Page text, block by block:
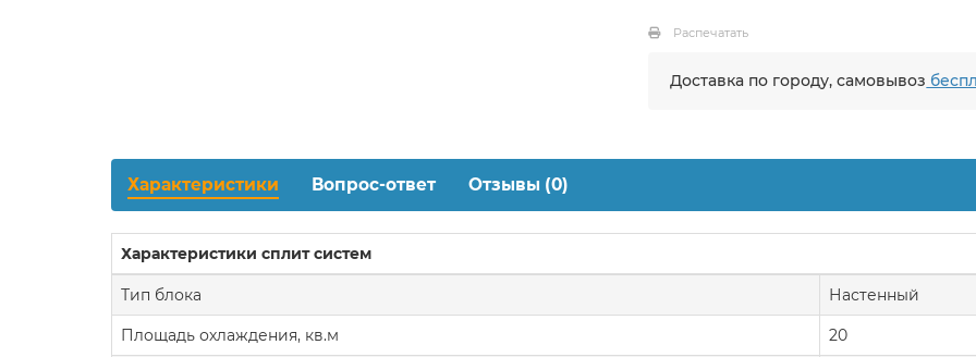
Распечатать
Доставка по городу, самовывоз
Характеристики Вопрос-ответ Отзывы (0)
Характеристики сплит систем
Тип блока Настенный
Площадь охлаждения, кв.м 20